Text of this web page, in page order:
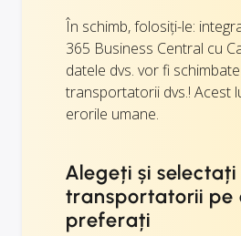
În schimb, folosiți-le:
365 Business Central cu
datele dvs. vor fi
transportatorii dvs.! Acest
erorile umane.
Alegeți și selectați
transportatorii pe
preferați